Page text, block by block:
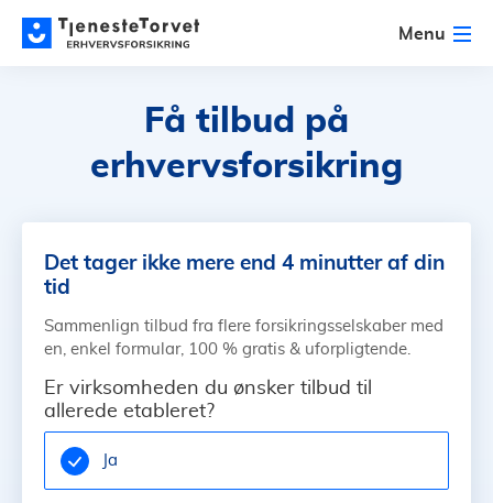
Menu
Få tilbud på
erhvervsforsikring
Det tager ikke mere end 4 minutter af din
tid
Sammenlign tilbud fra flere forsikringsselskaber med
en, enkel formular, 100 % gratis & uforpligtende.
Er virksomheden du ønsker tilbud til
allerede etableret?
Ja